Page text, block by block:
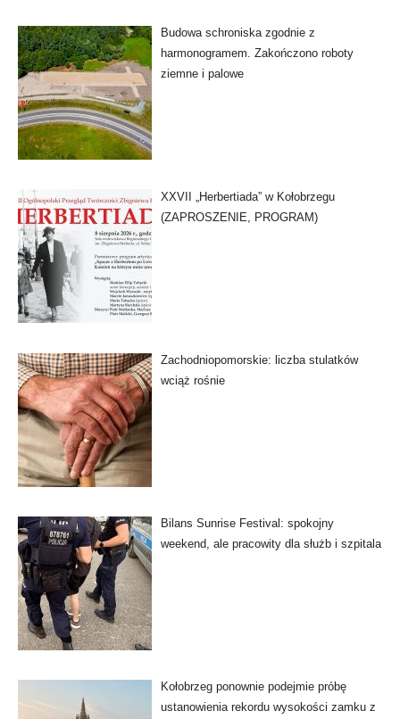
Budowa schroniska zgodnie z
harmonogramem. Zakończono roboty
ziemne i palowe
XXVII „Herbertiada” w Kołobrzegu
(ZAPROSZENIE, PROGRAM)
Zachodniopomorskie: liczba stulatków
wciąż rośnie
Bilans Sunrise Festival: spokojny
weekend, ale pracowity dla służb i szpitala
Kołobrzeg ponownie podejmie próbę
ustanowienia rekordu wysokości zamku z